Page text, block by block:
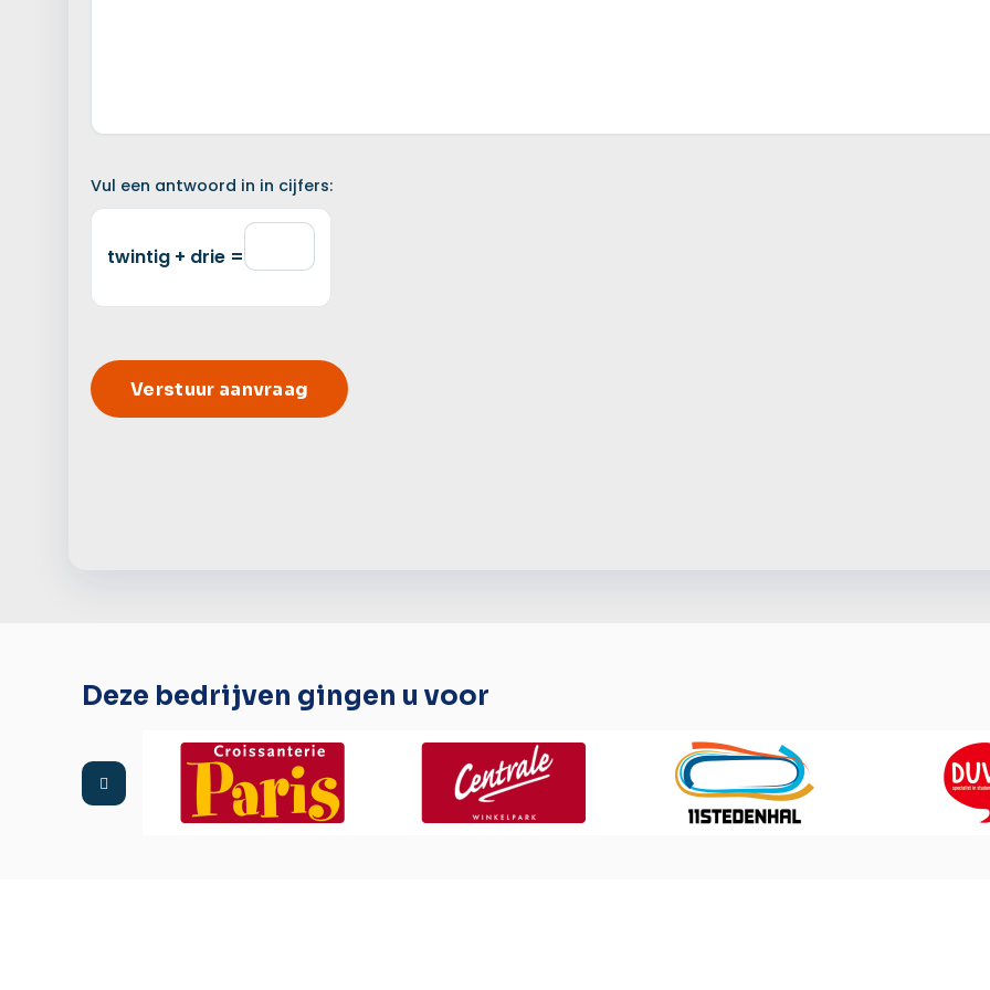
Vul een antwoord in in cijfers:
twintig + drie =
Deze bedrijven gingen u voor